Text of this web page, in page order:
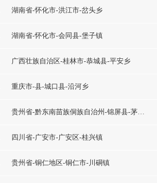
湖南省-怀化市-洪江市-岔头乡
湖南省-怀化市-会同县-堡子镇
广西壮族自治区-桂林市-恭城县-平安乡
重庆市-县-城口县-沿河乡
贵州省-黔东南苗族侗族自治州-锦屏县-茅坪镇
四川省-广安市-广安区-桂兴镇
贵州省-铜仁地区-铜仁市-川硐镇